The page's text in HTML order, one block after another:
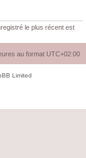
le plus récent est
au format UTC+02:00
Limited